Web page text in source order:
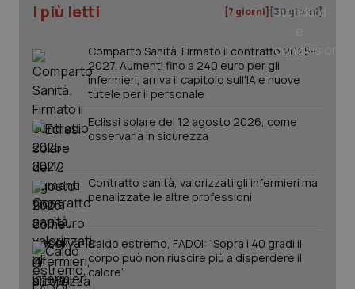
I più letti [7 giorni] [30 giorni]
Comparto Sanità. Firmato il contratto 2025-
2027. Aumenti fino a 240 euro per gli
infermieri, arriva il capitolo sull'IA e nuove
tutele per il personale
Eclissi solare del 12 agosto 2026, come
osservarla in sicurezza
Contratto sanità, valorizzati gli infermieri ma
penalizzate le altre professioni
Caldo estremo, FADOI: “Sopra i 40 gradi il
corpo può non riuscire più a disperdere il
calore”